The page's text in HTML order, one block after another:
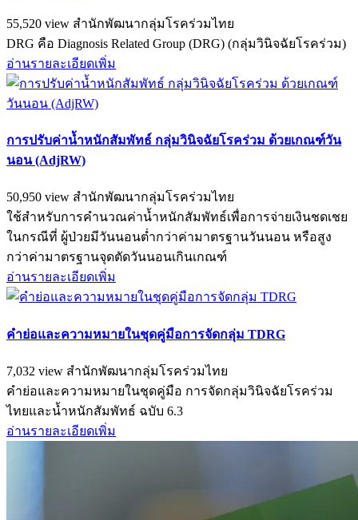
55,520 view สำนักพัฒนากลุ่มโรคร่วมไทย
DRG คือ Diagnosis Related Group (DRG) (กลุ่มวินิจฉัยโรคร่วม)
อ่านรายละเอียดเพิ่ม
การปรับค่าน้ำหนักสัมพัทธ์ กลุ่มวินิจฉัยโรคร่วม ด้วยเกณฑ์วัน
นอน (AdjRW)
50,950 view สำนักพัฒนากลุ่มโรคร่วมไทย
ใช้สำหรับการคำนวณค่าน้ำหนักสัมพัทธ์เพื่อการจ่ายเงินชดเชย
ในกรณีที่ ผู้ป่วยมีวันนอนต่ำกว่าค่ามาตรฐานวันนอน หรือสูง
กว่าค่ามาตรฐานจุดตัดวันนอนเกินเกณฑ์
อ่านรายละเอียดเพิ่ม
คำย่อและความหมายในชุดคู่มือการจัดกลุ่ม TDRG
7,032 view สำนักพัฒนากลุ่มโรคร่วมไทย
คำย่อและความหมายในชุดคู่มือ การจัดกลุ่มวินิจฉัยโรคร่วม
ไทยและน้ำหนักสัมพัทธ์ ฉบับ 6.3
อ่านรายละเอียดเพิ่ม